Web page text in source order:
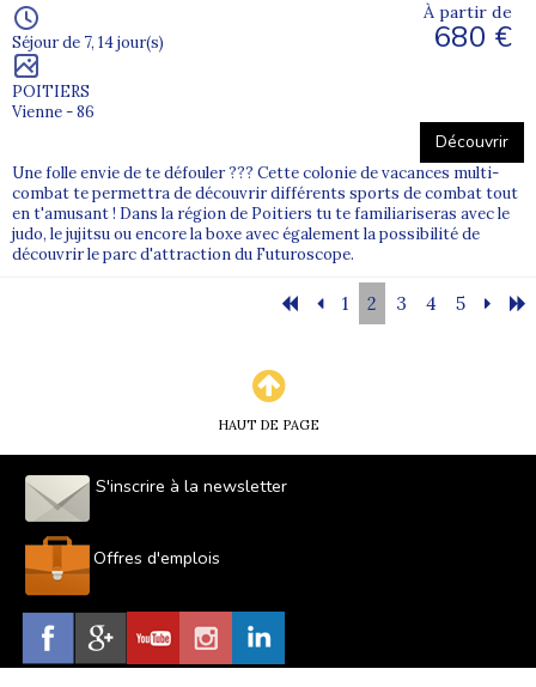
Séjour de 7, 14 jour(s)
POITIERS
Vienne - 86
À partir de
680 €
Découvrir
Une folle envie de te défouler ??? Cette colonie de vacances multi-
combat te permettra de découvrir différents sports de combat tout
en t'amusant ! Dans la région de Poitiers tu te familiariseras avec le
judo, le jujitsu ou encore la boxe avec également la possibilité de
découvrir le parc d'attraction du Futuroscope.
1 2 3 4 5
HAUT DE PAGE
S'inscrire à la newsletter
Offres d'emplois